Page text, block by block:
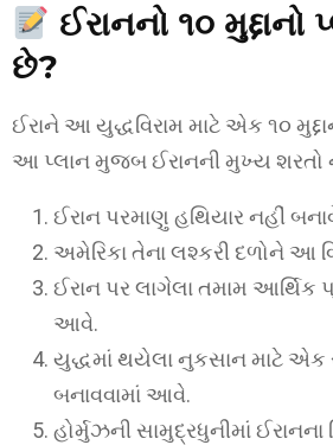
ઈરાનનો ૧૦
છે?
ઈરાને આ યુદ્ધવિરામ માટે એક ૧૦
આ પ્લાન મુજબ ઈરાનની મુખ્ય
ઈરાન પરમાણુ હથિયાર નહીં
અમેરિકા તેના લશ્કરી દળોને આ
ઈરાન પર લાગેલા તમામ આર્થિક
આવે.
યુદ્ધમાં થયેલા નુકસાન માટે
બનાવવામાં આવે.
હોર્મુઝની સામુદ્રધુનીમાં